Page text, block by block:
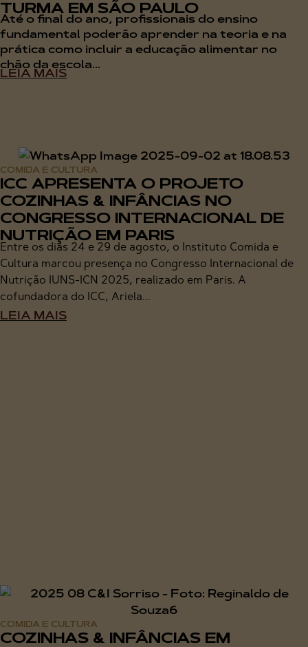
TURMA EM SÃO PAULO
Até o final do ano, profissionais do ensino
fundamental poderão aprender na teoria e na
prática como incluir a educação alimentar no
chão da escola...
LEIA MAIS
COMIDA E CULTURA
ICC APRESENTA O PROJETO
COZINHAS & INFÂNCIAS NO
CONGRESSO INTERNACIONAL DE
NUTRIÇÃO EM PARIS
Entre os dias 24 e 29 de agosto, o Instituto Comida e
Cultura marcou presença no Congresso Internacional de
Nutrição IUNS-ICN 2025, realizado em Paris. A
cofundadora do ICC, Ariela...
LEIA MAIS
COMIDA E CULTURA
COZINHAS & INFÂNCIAS EM